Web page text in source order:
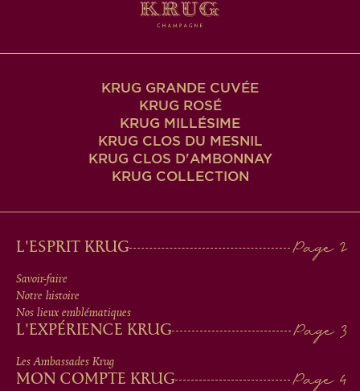
KRUG GRANDE CUVÉE
KRUG ROSÉ
KRUG MILLÉSIME
KRUG CLOS DU MESNIL
KRUG CLOS D'AMBONNAY
KRUG COLLECTION
MAIN
MEN
IN
FOOTER
L'ESPRIT KRUG
Savoir-faire
Notre histoire
Nos lieux emblématiques
L'EXPÉRIENCE KRUG
Les Ambassades Krug
MON COMPTE KRUG